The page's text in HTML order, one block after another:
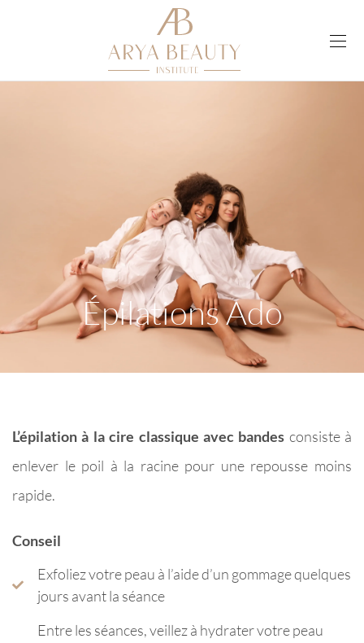
Épilations Ado
L’épilation à la cire classique avec bandes consiste à
enlever le poil à la racine pour une repousse moins
rapide.
Conseil
Exfoliez votre peau à l’aide d’un gommage quelques
jours avant la séance
Entre les séances, veillez à hydrater votre peau